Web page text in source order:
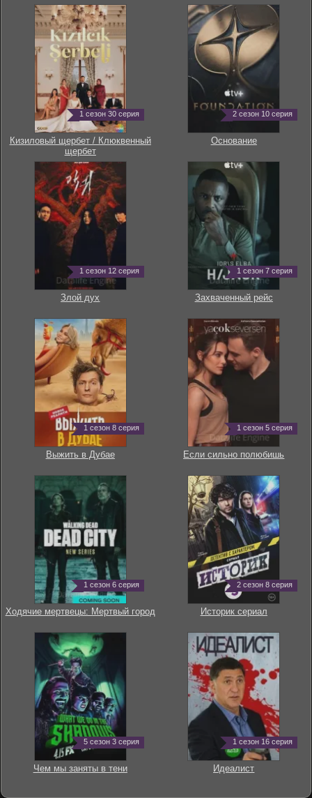
1 сезон 30 серия
Кизиловый щербет / Клюквенный
щербет
2 сезон 10 серия
Основание
1 сезон 12 серия
Злой дух
1 сезон 7 серия
Захваченный рейс
1 сезон 8 серия
Выжить в Дубае
1 сезон 5 серия
Если сильно полюбишь
1 сезон 6 серия
Ходячие мертвецы: Мертвый город
2 сезон 8 серия
Историк сериал
5 сезон 3 серия
Чем мы заняты в тени
1 сезон 16 серия
Идеалист